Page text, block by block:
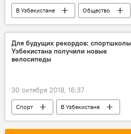
В Узбекистане
Общество
Узбекистан
пенсия
Для будущих рекордов: спортшколы
Узбекистана получили новые
велосипеды
30 октября 2018, 16:37
Спорт В Узбекистане